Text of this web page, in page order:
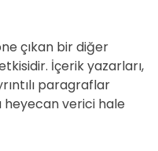
çıkan bir diğer
İçerik yazarları,
paragraflar
verici hale